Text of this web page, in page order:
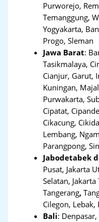
Purworejo,
Temanggung,
Yogyakarta,
Progo, Sleman
Jawa Barat:
Tasikmalaya,
Cianjur, Garut,
Kuningan,
Purwakarta,
Cipatat,
Cikacung,
Lembang,
Parangpong,
Jabodetabek
Pusat, Jakarta
Selatan,
Tangerang,
Cilegon, Lebak,
Bali: